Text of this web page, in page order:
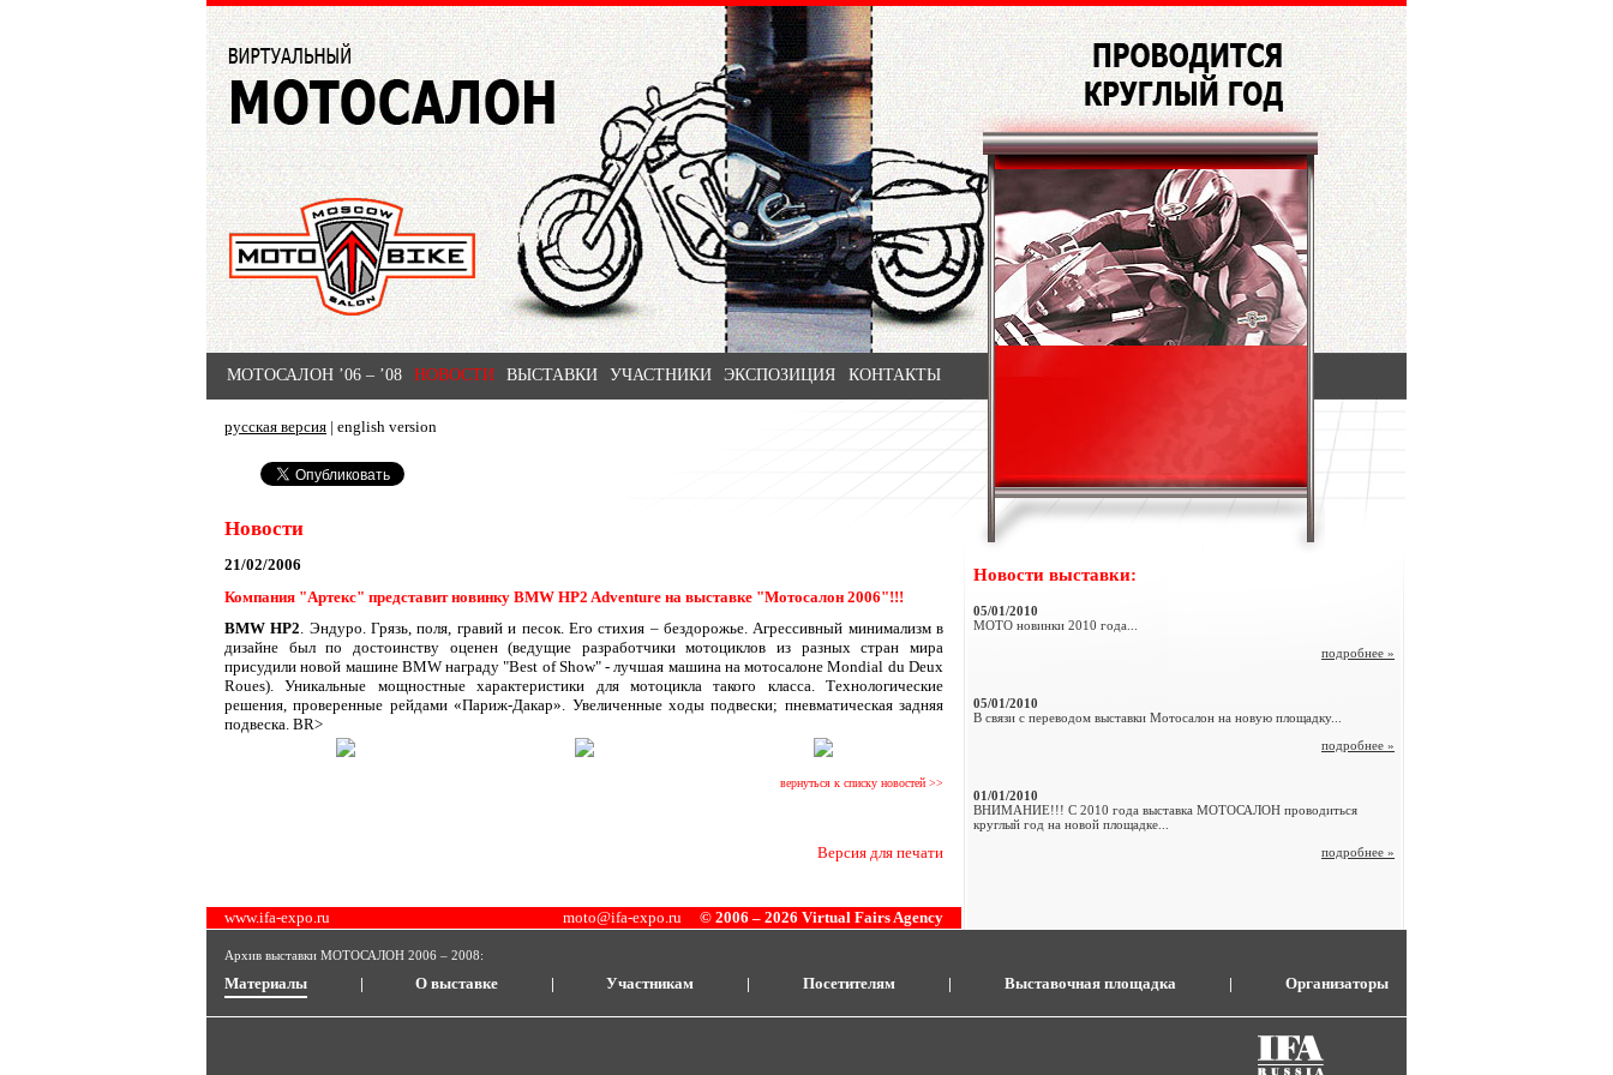
МОТОСАЛОН ’06 – ’08 НОВОСТИ ВЫСТАВКИ УЧАСТНИКИ ЭКСПОЗИЦИЯ КОНТАКТЫ
русская версия | english version
Новости
21/02/2006
Компания "Артекс" представит новинку BMW HP2 Adventure на выставке "Мотосалон 2006"!!!
BMW HP2. Эндуро. Грязь, поля, гравий и песок. Его стихия – бездорожье. Агрессивный минимализм в
дизайне был по достоинству оценен (ведущие разработчики мотоциклов из разных стран мира
присудили новой машине BMW награду "Best of Show" - лучшая машина на мотосалоне Mondial du Deux
Roues). Уникальные мощностные характеристики для мотоцикла такого класса. Технологические
решения, проверенные рейдами «Париж-Дакар». Увеличенные ходы подвески; пневматическая задняя
подвеска. BR>
вернуться к списку новостей >>
Версия для печати
Новости выставки:
05/01/2010
МОТО новинки 2010 года
подробнее »
05/01/2010
В связи с переводом выставки Мотосалон на новую площадку...
подробнее »
01/01/2010
ВНИМАНИЕ!!! С 2010 года выставка МОТОСАЛОН проводиться
круглый год на новой площадке
подробнее »
www.ifa-expo.ru moto@ifa-expo.ru © 2006 – 2026 Virtual Fairs Agency
Архив выставки МОТОСАЛОН 2006 – 2008:
Материалы | О выставке | Участникам | Посетителям | Выставочная площадка | Организаторы